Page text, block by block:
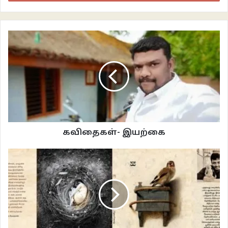
கலைஞருக்கான கடைசி வேலை வாய்ப்பு எஞ்சியிருந்தது. அந்த கிரகத்தில்
கொஞ்சமேனும் மனிதர்கள் இருந்தார்கள் என்பதுதான் காரணம். எஞ்சிய
கிரகங்களில் மனிதர்களுக்கும் வேற்றுகிரக வாசிகளுக்கும் பிறந்த கலப்பினங்கள்
வாழ்ந்தன. அங்கெல்லாம் ஒப்பனைக் கலைஞன் என்ற வேலை வாய்ப்பே என்றோ
அழிந்து போயிருந்தது.
இந்த கிரகத்தில் கிடைக்கும் வேலையையாவது தக்க வைத்துக் கொள்ள
வேண்டும் என்ற எண்ணத்தில் சில மணி நேரங்களுக்கு முன்புதான் ராஜனின்
அறைக்கு அறைத்தோழனாக வந்து சேர்ந்திருந்தான் ராஜேந்திரன். ராஜன் ஒரு
கணிணி மென்பொறியாளனாக வேலையில் இருந்தான். ராஜனும் அதற்கும் ஆறு
மாதங்களுக்கு முன் தான் கொரல்லா கிரகத்திற்கு வந்திருந்தான் எனினும்,
இருவரையும் ஒப்பந்த அடிப்படையில் பணிக்கு அனுப்பியிருந்த நிறுவனம் ஒன்றே
என்ற ஒழுங்கிலும், ராஜனின் அறையில் தங்கிக்கொண்டு பிற்பாடு
பணியிடத்துக்கு மாறிக் கொள்ளலாம் என்ற ஏற்பாட்டிலும் ராஜேந்திரன் ராஜனின்
அறைக்கு அனுப்பப்பட்டிருந்தான்.
கவிதைகள்- இயற்கை